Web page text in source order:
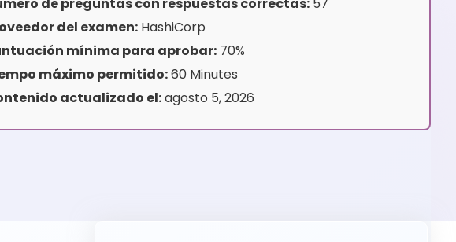
de preguntas con respuestas correctas:57
del examen:HashiCorp
mínima para aprobar:70%
máximo permitido:60 Minutes
actualizado el:agosto 5, 2026